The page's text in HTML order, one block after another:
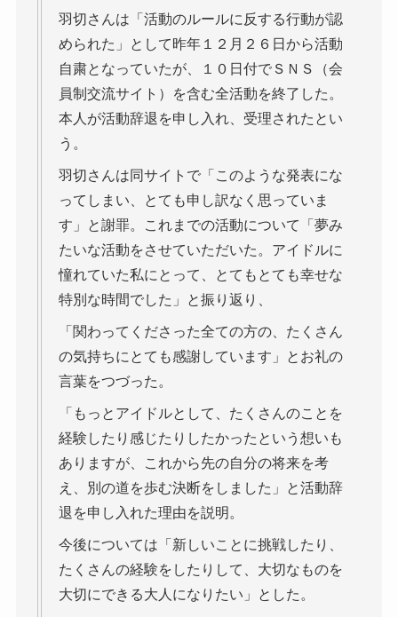
羽切さんは「活動のルールに反する行動が認
められた」として昨年１２月２６日から活動
自粛となっていたが、１０日付でＳＮＳ（会
員制交流サイト）を含む全活動を終了した。
本人が活動辞退を申し入れ、受理されたとい
う。
羽切さんは同サイトで「このような発表にな
ってしまい、とても申し訳なく思っていま
す」と謝罪。これまでの活動について「夢み
たいな活動をさせていただいた。アイドルに
憧れていた私にとって、とてもとても幸せな
特別な時間でした」と振り返り、
「関わってくださった全ての方の、たくさん
の気持ちにとても感謝しています」とお礼の
言葉をつづった。
「もっとアイドルとして、たくさんのことを
経験したり感じたりしたかったという想いも
ありますが、これから先の自分の将来を考
え、別の道を歩む決断をしました」と活動辞
退を申し入れた理由を説明。
今後については「新しいことに挑戦したり、
たくさんの経験をしたりして、大切なものを
大切にできる大人になりたい」とした。